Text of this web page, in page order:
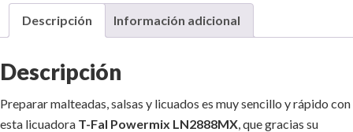
Descripción Información adicional
Descripción
Preparar malteadas, salsas y licuados es muy sencillo y rápido con
esta licuadora T-Fal Powermix LN2888MX , que gracias su